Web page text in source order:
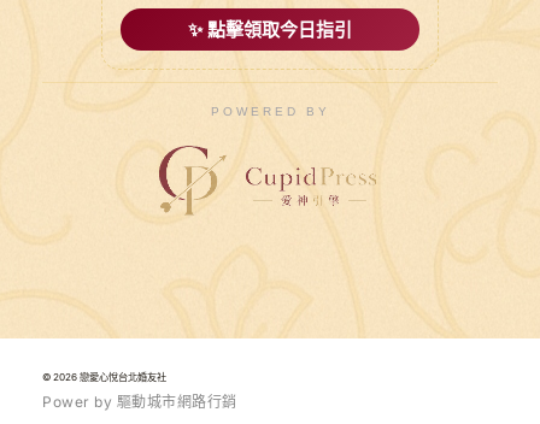
✨ 點擊領取今日指引
POWERED BY
© 2026 戀愛心悅台北婚友社
Power by 驅動城市網路行銷